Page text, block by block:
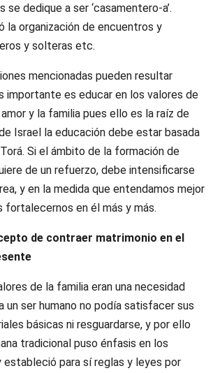
se dedique a ser ‘casamentero-a’.
la organización de encuentros y
y solteras etc.
mencionadas pueden resultar
importante es educar en los valores de
y la familia pues ello es la raíz de
Israel la educación debe estar basada
Si el ámbito de la formación de
de un refuerzo, debe intensificarse
y en la medida que entendamos mejor
fortalecernos en él más y más.
de contraer matrimonio en el
de la familia eran una necesidad
un ser humano no podía satisfacer sus
básicas ni resguardarse, y por ello
tradicional puso énfasis en los
estableció para sí reglas y leyes por